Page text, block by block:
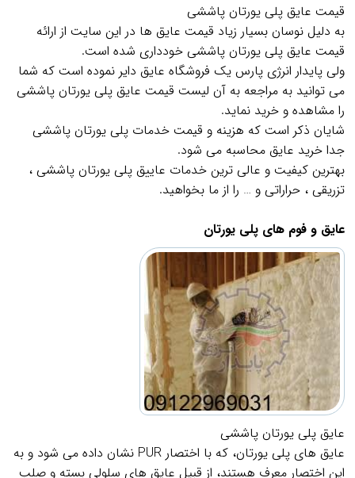
قیمت عایق پلی یورتان پاششی
به دلیل نوسان بسیار زیاد قیمت عایق ها در این سایت از ارائه
قیمت عایق پلی یورتان پاششی خودداری شده است.
ولی پایدار انرژی پارس یک فروشگاه عایق دایر نموده است که شما
می توانید به مراجعه به آن لیست قیمت عایق پلی یورتان پاششی
را مشاهده و خرید نماید.
شایان ذکر است که هزینه و قیمت خدمات پلی یورتان پاششی
جدا خرید عایق محاسبه می شود.
بهترین کیفیت و عالی ترین خدمات عاییق پلی یورتان پاششی ،
تزریقی ، حراراتی و … را از ما بخواهید.
عایق و فوم های پلی یورتان
عایق پلی یورتان پاششی
عایق های پلی یورتان، که با اختصارPUR نشان داده می شود و به
این اختصار معرف هستند، از قبیل عایق های سلولی بسته و صلب